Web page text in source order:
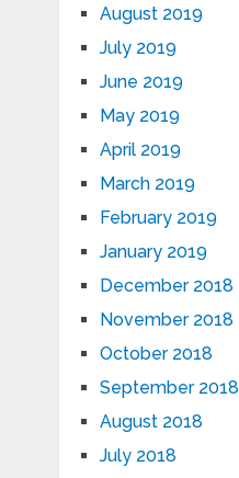
August 2019
July 2019
June 2019
May 2019
April 2019
March 2019
February 2019
January 2019
December 2018
November 2018
October 2018
September 2018
August 2018
July 2018